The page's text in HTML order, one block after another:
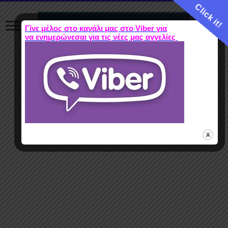
Click it!
Γίνε μέλος στο κανάλι μας στο Viber για
να ενημερώνεσαι για τις νέες μας αγγελίες